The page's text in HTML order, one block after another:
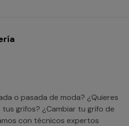
o pasada de moda? ¿Quieres
grifos? ¿Cambiar tu grifo de
con técnicos expertos